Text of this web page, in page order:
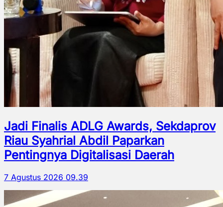
Jadi Finalis ADLG Awards, Sekdaprov
Riau Syahrial Abdil Paparkan
Pentingnya Digitalisasi Daerah
7 Agustus 2026 09.39